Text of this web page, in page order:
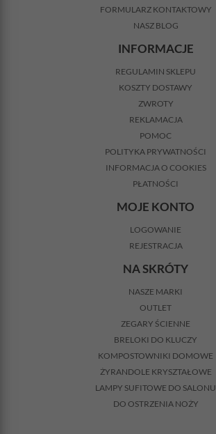
FORMULARZ KONTAKTOWY
NASZ BLOG
INFORMACJE
REGULAMIN SKLEPU
KOSZTY DOSTAWY
ZWROTY
REKLAMACJA
POMOC
POLITYKA PRYWATNOŚCI
INFORMACJA O COOKIES
PŁATNOŚCI
MOJE KONTO
LOGOWANIE
REJESTRACJA
NA SKRÓTY
NASZE MARKI
OUTLET
ZEGARY ŚCIENNE
BRELOKI DO KLUCZY
KOMPOSTOWNIKI DOMOWE
ŻYRANDOLE KRYSZTAŁOWE
LAMPY SUFITOWE DO SALONU
DO OSTRZENIA NOŻY